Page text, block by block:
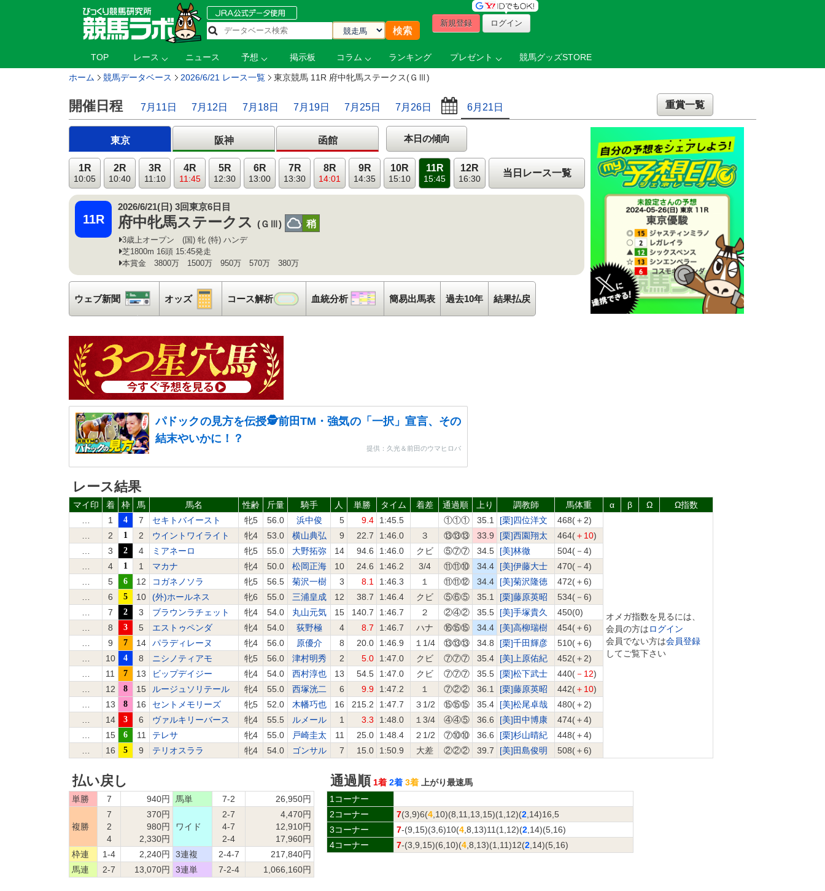
新規登録 ログイン
TOP レース ニュース 予想 掲示板 コラム ランキング プレゼント 競馬グッズSTORE
ホーム 競馬データベース 2026/6/21 レース一覧 東京競馬 11R 府中牝馬ステークス(ＧⅢ)
開催日程 7月11日 7月12日 7月18日 7月19日 7月25日 7月26日 6月21日 重賞一覧
東京 阪神 函館 本日の傾向
1R
10:05
2R
10:40
3R
11:10
4R
11:45
5R
12:30
6R
13:00
7R
13:30
8R
14:01
9R
14:35
10R
15:10
11R
15:45
12R
16:30
当日レース一覧
11R
2026/6/21(日) 3回東京6日目
府中牝馬ステークス (ＧⅢ) 曇稍
3歳上オープン (国) 牝 (特) ハンデ
芝1800m 16頭 15:45発走
本賞金 3800万 1500万 950万 570万 380万
ウェブ新聞 ウェブ新聞
オッズ オッズ
コース解析 コース解析
血統分析 血統分析
簡易出馬表 過去10年 結果払戻
パドックの見方を伝授🕵前田TM・強気の「一択」宣言、その
結末やいかに！？
提供：久光＆前田のウマヒロバ
レース結果
マイ印 着 枠 馬 馬名 性齢 斤量 騎手 人 単勝 タイム 着差 通過順 上り 調教師 馬体重 α β Ω
Ω指数
1 4 7 セキトバイースト 牝5 56.0 浜中俊 5 9.4 1:45.5 ①①① 35.1 [栗]四位洋文 468(＋2)
オメガ指数を見るには、
会員の方はログイン
会員でない方は会員登録
してご覧下さい
2 1 2 ウイントワイライト 牝4 53.0 横山典弘 9 22.7 1:46.0 ３ ⑬⑬⑬ 33.9 [栗]西園翔太 464(＋10)
3 2 4 ミアネーロ 牝5 55.0 大野拓弥 14 94.6 1:46.0 クビ ⑤⑦⑦ 34.5 [美]林徹
504(－4)
4 1 1 マカナ 牝4 50.0 松岡正海 10 24.6 1:46.2 3/4 ⑪⑪⑩ 34.4 [美]伊藤大士
470(－4)
5 6 12 コガネノソラ 牝5 56.5 菊沢一樹 3 8.1 1:46.3 １ ⑪⑪⑫ 34.4 [美]菊沢隆徳
472(＋6)
6 5 10 (外)ホールネス 牝6 55.0 三浦皇成 12 38.7 1:46.4 クビ ⑤⑥⑤ 35.1 [栗]藤原英昭
534(－6)
7 2 3 ブラウンラチェット 牝4 54.0 丸山元気 15 140.7 1:46.7 ２ ②④② 35.5 [美]手塚貴久
450(0)
8 3 5 エストゥペンダ 牝4 54.0 荻野極 4 8.7 1:46.7 ハナ ⑯⑮⑮ 34.4 [美]高柳瑞樹
454(＋6)
9 7 14 パラディレーヌ 牝4 56.0 原優介 8 20.0 1:46.9 １1/4 ⑬⑬⑬ 34.8 [栗]千田輝彦
510(＋6)
10 4 8 ニシノティアモ 牝5 56.0 津村明秀 2 5.0 1:47.0 クビ ⑦⑦⑦ 35.4 [美]上原佑紀
452(＋2)
11 7 13 ビップデイジー 牝4 54.0 西村淳也 13 54.5 1:47.0 クビ ⑦⑦⑦ 35.5 [栗]松下武士 440( －12)
12 8 15 ルージュソリテール 牝4 55.0 西塚洸二 6 9.9 1:47.2 １ ⑦②② 36.1 [栗]藤原英昭 442(＋10)
13 8 16 セントメモリーズ 牝5 52.0 木幡巧也 16 215.2 1:47.7 ３1/2 ⑮⑮⑮ 35.4 [美]松尾卓哉
480(＋2)
14 3 6 ヴァルキリーバース 牝4 55.5 ルメール 1 3.3 1:48.0 １3/4 ④④⑤ 36.6 [美]田中博康
474(＋4)
15 6 11 テレサ 牝4 55.0 戸崎圭太 11 25.0 1:48.4 ２1/2 ⑦⑩⑩ 36.6 [栗]杉山晴紀
448(＋4)
16 5 9 テリオスララ 牝4 54.0 ゴンサル 7 15.0 1:50.9 大差 ②②② 39.7 [美]田島俊明 508(＋6)
払い戻し
単勝 7 940円 馬単 7-2 26,950円
複勝
7
2
4
370円
980円
2,330円
ワイド
2-7
4-7
2-4
4,470円
12,910円
17,960円
枠連
1-4 2,240円 3連複 2-4-7
217,840円
馬連
2-7 13,070円 3連単 7-2-4 1,066,160円
通過順 1着 2着 3着
上がり最速馬
1コーナー
2コーナー
7(3,9)6(4 ,10)(8,11,13,15)(1,12)(2 ,14)16,5
3コーナー
7-(9,15)(3,6)10(4 ,8,13)11(1,12)(2 ,14)(5,16)
4コーナー
7-(3,9,15)(6,10)(4 ,8,13)(1,11)12(2 ,14)(5,16)